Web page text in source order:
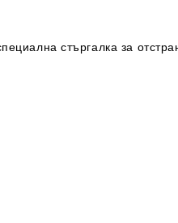
стъргалка за